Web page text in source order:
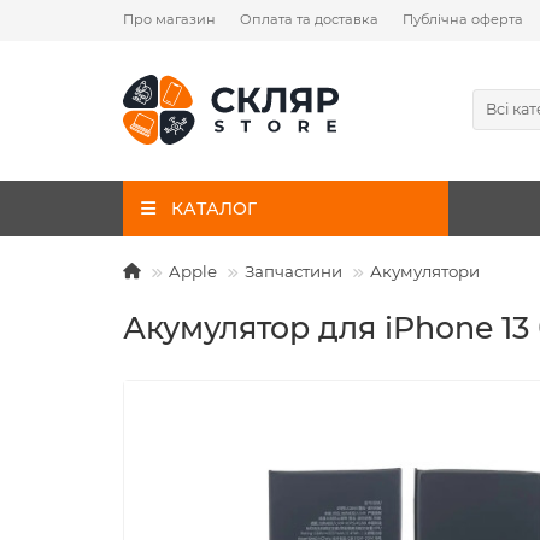
Про магазин Оплата та доставка Публічна оферта
Всі
КАТАЛОГ
Apple Запчастини Акумулятори
Акумулятор для iPhone